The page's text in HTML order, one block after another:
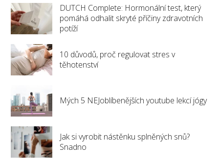
DUTCH Complete: Hormonální test, který
pomáhá odhalit skryté příčiny zdravotních
potíží
10 důvodů, proč regulovat stres v
těhotenství
Mých 5 NEJoblíbenějších youtube lekcí jógy
Jak si vyrobit nástěnku splněných snů?
Snadno